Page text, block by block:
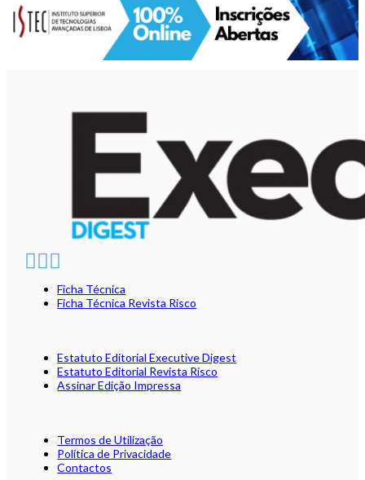
Ficha Técnica
Ficha Técnica Revista Risco
Estatuto Editorial Executive Digest
Estatuto Editorial Revista Risco
Assinar Edição Impressa
Termos de Utilização
Política de Privacidade
Contactos